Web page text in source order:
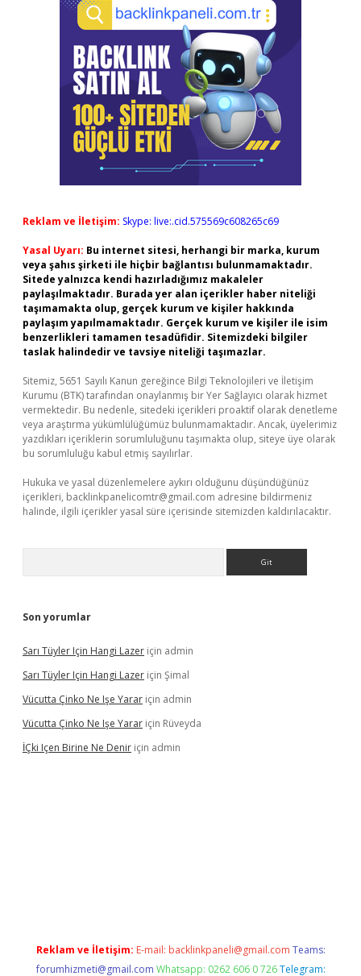
Reklam ve İletişim: Skype: live:.cid.575569c608265c69
Yasal Uyarı: Bu internet sitesi, herhangi bir marka, kurum
veya şahıs şirketi ile hiçbir bağlantısı bulunmamaktadır.
Sitede yalnızca kendi hazırladığımız makaleler
paylaşılmaktadır. Burada yer alan içerikler haber niteliği
taşımamakta olup, gerçek kurum ve kişiler hakkında
paylaşım yapılmamaktadır. Gerçek kurum ve kişiler ile isim
benzerlikleri tamamen tesadüfidir. Sitemizdeki bilgiler
taslak halindedir ve tavsiye niteliği taşımazlar.
Sitemiz, 5651 Sayılı Kanun gereğince Bilgi Teknolojileri ve İletişim
Kurumu (BTK) tarafından onaylanmış bir Yer Sağlayıcı olarak hizmet
vermektedir. Bu nedenle, sitedeki içerikleri proaktif olarak denetleme
veya araştırma yükümlülüğümüz bulunmamaktadır. Ancak, üyelerimiz
yazdıkları içeriklerin sorumluluğunu taşımakta olup, siteye üye olarak
bu sorumluluğu kabul etmiş sayılırlar.
Hukuka ve yasal düzenlemelere aykırı olduğunu düşündüğünüz
içerikleri, backlinkpanelicomtr@gmail.com adresine bildirmeniz
halinde, ilgili içerikler yasal süre içerisinde sitemizden kaldırılacaktır.
Son yorumlar
Sarı Tüyler Için Hangi Lazer için admin
Sarı Tüyler Için Hangi Lazer için Şimal
Vücutta Çinko Ne Işe Yarar için admin
Vücutta Çinko Ne Işe Yarar için Rüveyda
İÇki Içen Birine Ne Denir için admin
Reklam ve İletişim: E-mail: backlinkpaneli@gmail.com Teams:
forumhizmeti@gmail.com Whatsapp: 0262 606 0 726 Telegram: